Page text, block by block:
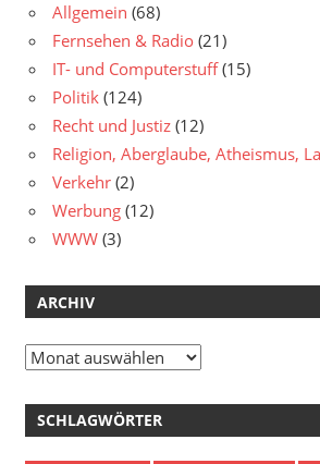
Allgemein (68)
Fernsehen & Radio (21)
IT- und Computerstuff(15)
Politik (124)
Recht und Justiz (12)
Religion, Aberglaube, Atheismus,
Verkehr (2)
Werbung (12)
WWW (3)
ARCHIV
Archiv
SCHLAGWÖRTER